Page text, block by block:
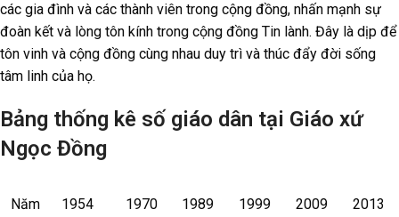
các gia đình và các thành viên trong cộng đồng, nhấn mạnh sự
đoàn kết và lòng tôn kính trong cộng đồng Tin lành. Đây là dịp để
tôn vinh và cộng đồng cùng nhau duy trì và thúc đẩy đời sống
tâm linh của họ.
Bảng thống kê số giáo dân tại Giáo xứ
Ngọc Đồng
Năm 1954 1970 1989 1999 2009 2013